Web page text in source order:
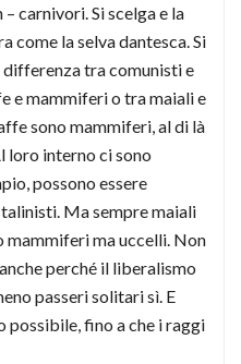
carnivori. Si scelga e la
come la selva dantesca. Si
tra comunisti e
e mammiferi o tra maiali e
sono mammiferi, al di là
loro interno ci sono
possono essere
Ma sempre maiali
mammiferi ma uccelli. Non
perché il liberalismo
passeri solitari sì. E
possibile, fino a che i raggi